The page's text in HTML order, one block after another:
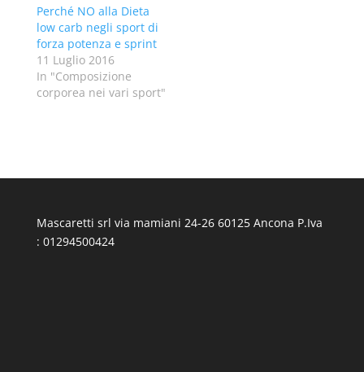
Perché NO alla Dieta
low carb negli sport di
forza potenza e sprint
11 Luglio 2016
In "Composizione
corporea nei vari sport"
Mascaretti srl via mamiani 24-26 60125 Ancona P.Iva
: 01294500424